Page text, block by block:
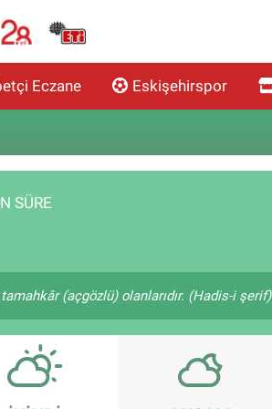
Eczane Eskişehirspor
SÜRE
(açgözlü) olanlarıdır. (Hadis-i şerif)